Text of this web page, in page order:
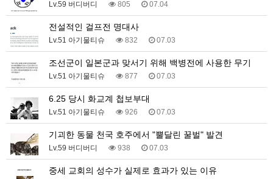
Lv.59 버디버디 805 07.04
전설적인 걸프전 명대사
Lv.51 아기물티슈 832 07.03
조선군이 일본군과 맞서기 위해 백병전에 사용한 무기
Lv.51 아기물티슈 877 07.03
6.25 당시 화교계 첩보부대
Lv.51 아기물티슈 926 07.03
기괴한 동물 천국 호주에서 "뿔달린 꿀벌" 발견
Lv.59 버디버디 938 07.03
중세 교회의 성수가 실제로 효과가 있는 이유